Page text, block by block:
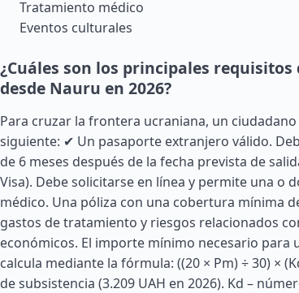
Tratamiento médico
Eventos culturales
¿Cuáles son los principales
desde Nauru en 2026?
Para cruzar la frontera ucraniana, un
siguiente: ✔ Un pasaporte extranjero válido.
de 6 meses después de la fecha prevista de
Visa). Debe solicitarse en línea y permite una o
médico. Una póliza con una cobertura mínima
gastos de tratamiento y riesgos relacionados
económicos. El importe mínimo necesario para
calcula mediante la fórmula: ((20 × Pm) ÷ 30) ×
de subsistencia (3.209 UAH en 2026). Kd –